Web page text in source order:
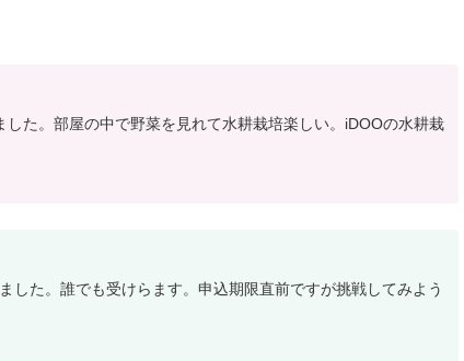
た。部屋の中で野菜を見れて水耕栽培楽しい。iDOOの水耕栽
した。誰でも受けらます。申込期限直前ですが挑戦してみよう